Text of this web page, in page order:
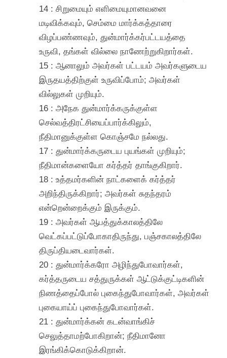
14 : சிறுமையும் எளிமையுமானவனை
மடிவிக்கவும், செம்மை மார்க்கத்தாரை
விழப்பண்ணவும், துன்மார்க்கர்பட்டயத்தை
உருவி, தங்கள் வில்லை நாணேற்றுகிறார்கள்.
15 : ஆனாலும் அவர்கள் பட்டயம் அவர்களுடைய
இருதயத்திற்குள் உருவிப்போம்; அவர்கள்
வில்லுகள் முறியும்.
16 : அநேக துன்மார்க்கருக்குள்ள
செல்வத்திரட்சியைப்பார்க்கிலும்,
நீதிமானுக்குள்ள கொஞ்சமே நல்லது.
17 : துன்மார்க்கருடைய புயங்கள் முறியும்;
நீதிமான்களையோ கர்த்தர் தாங்குகிறார்.
18 : உத்தமர்களின் நாட்களைக் கர்த்தர்
அறிந்திருக்கிறார்; அவர்கள் சுதந்தரம்
என்றென்றைக்கும் இருக்கும்.
19 : அவர்கள் ஆபத்துக்காலத்திலே
வெட்கப்பட்டுப்போகாதிருந்து, பஞ்சகாலத்திலே
திருப்தியடைவார்கள்.
20 : துன்மார்க்கரோ அழிந்துபோவார்கள்,
கர்த்தருடைய சத்துருக்கள் ஆட்டுக்குட்டிகளின்
நிணத்தைப்போல் புகைந்துபோவார்கள், அவர்கள்
புகையாய்ப் புகைந்துபோவார்கள்.
21 : துன்மார்க்கன் கடன்வாங்கிச்
செலுத்தாமற்போகிறான்; நீதிமானோ
இரங்கிக்கொடுக்கிறான்.